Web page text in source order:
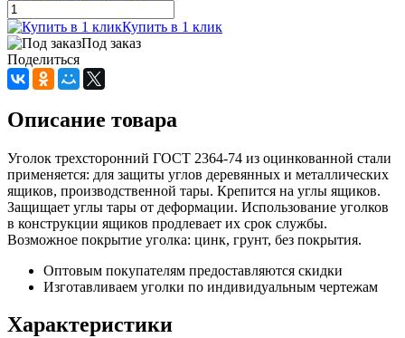
Купить в 1 клик
Под заказ
Поделиться
Описание товара
Уголок трехсторонний ГОСТ 2364-74 из оцинкованной стали
применяется: для защиты углов деревянных и металлических
ящиков, производственной тары. Крепится на углы ящиков.
Защищает углы тары от деформации. Использование уголков
в конструкции ящиков продлевает их срок службы.
Возможное покрытие уголка: цинк, грунт, без покрытия.
Оптовым покупателям предоставляются скидки
Изготавливаем уголки по индивидуальным чертежам
Характеристики